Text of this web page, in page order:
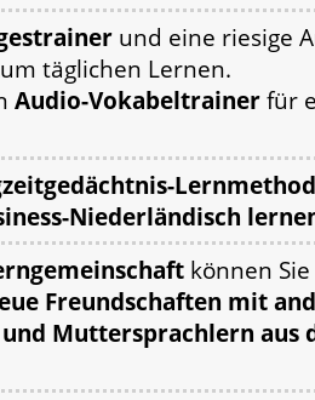
und eine riesige
täglichen Lernen.
Audio-Vokabeltrainer für
Niederländisch
können
Freundschaften mit
Muttersprachlern aus